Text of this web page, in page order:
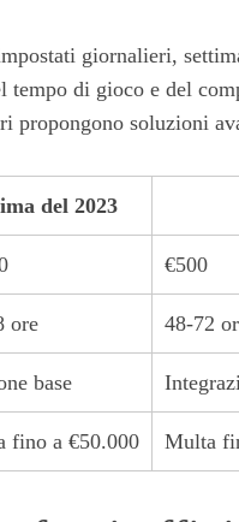
giornalieri,
di gioco e del
propongono soluzioni
del 2023
€500
ore 48-72
base
fino a €50.000 Multa